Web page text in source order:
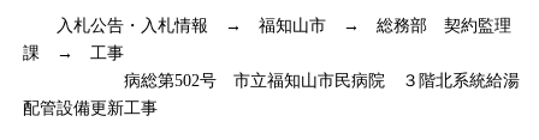
入札公告・入札情報 → 福知山市 → 総務部 契約監理
課 → 工事
病総第502号 市立福知山市民病院 ３階北系統給湯
配管設備更新工事